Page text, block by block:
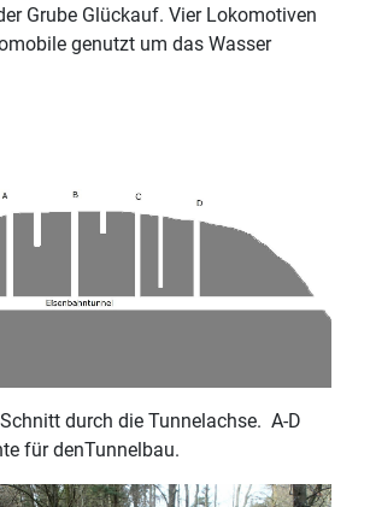
Grube Glückauf. Vier Lokomotiven
genutzt um das Wasser
durch die Tunnelachse. A-D
für denTunnelbau.